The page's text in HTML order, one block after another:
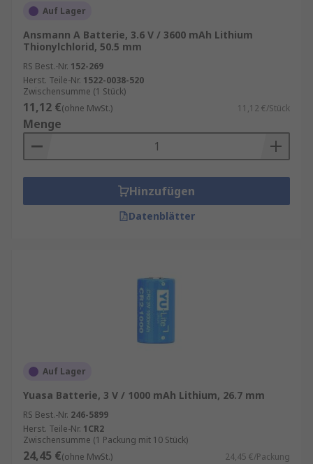
Integrierte Computer
Alarmsysteme
Auf Lager
Ansmann A Batterie, 3.6 V / 3600 mAh Lithium
Thionylchlorid, 50.5 mm
RS Best.-Nr. 152-269
Herst. Teile-Nr. 1522-0038-520
Zwischensumme (1 Stück)
11,12 €(ohne MwSt.) 11,12 €/Stück
Menge
Hinzufügen
Datenblätter
Auf Lager
Yuasa Batterie, 3 V / 1000 mAh Lithium, 26.7 mm
RS Best.-Nr. 246-5899
Herst. Teile-Nr. 1CR2
Zwischensumme (1 Packung mit 10 Stück)
24,45 €(ohne MwSt.) 24,45 €/Packung